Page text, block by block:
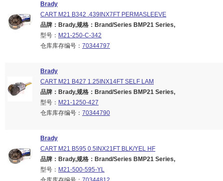
Brady
CART M21 B342 .439INX7FT PERMASLEEVE
品牌：Brady,规格：Brand/Series BMP21 Series,
型号： M21-250-C-342
仓库库存编号： 70344797
Brady
CART M21 B427 1.25INX14FT SELF LAM
品牌：Brady,规格：Brand/Series BMP21 Series,
型号： M21-1250-427
仓库库存编号： 70344790
Brady
CART M21 B595 0.5INX21FT BLK/YEL HF
品牌：Brady,规格：Brand/Series BMP21 Series,
型号： M21-500-595-YL